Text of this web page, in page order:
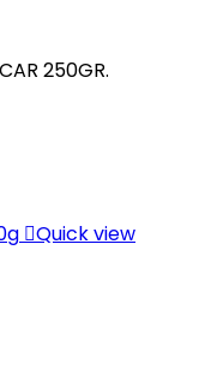
250GR.
Quick view